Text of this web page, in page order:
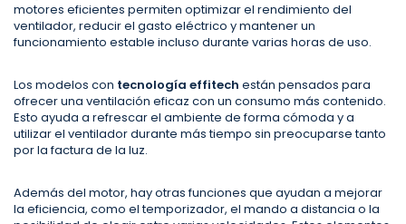
motores eficientes permiten optimizar el rendimiento del
ventilador, reducir el gasto eléctrico y mantener un
funcionamiento estable incluso durante varias horas de uso.
Los modelos con tecnología effitech están pensados para
ofrecer una ventilación eficaz con un consumo más contenido.
Esto ayuda a refrescar el ambiente de forma cómoda y a
utilizar el ventilador durante más tiempo sin preocuparse tanto
por la factura de la luz.
Además del motor, hay otras funciones que ayudan a mejorar
la eficiencia, como el temporizador, el mando a distancia o la